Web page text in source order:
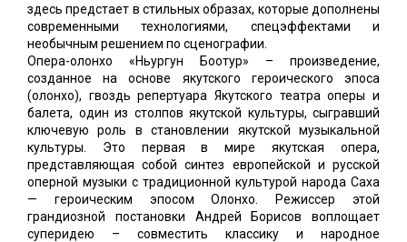
здесь предстает в стильных образах, которые дополнены
современными технологиями, спецэффектами и
необычным решением по сценографии.
Опера-олонхо «Ньургун Боотур» – произведение,
созданное на основе якутского героического эпоса
(олонхо), гвоздь репертуара Якутского театра оперы и
балета, один из столпов якутской культуры, сыгравший
ключевую роль в становлении якутской музыкальной
культуры. Это первая в мире якутская опера,
представляющая собой синтез европейской и русской
оперной музыки с традиционной культурой народа Саха
— героическим эпосом Олонхо. Режиссер этой
грандиозной постановки Андрей Борисов воплощает
суперидею – совместить классику и народное